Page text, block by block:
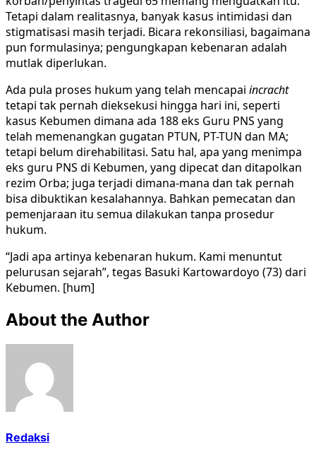
Tetapi dalam realitasnya, banyak kasus intimidasi dan
stigmatisasi masih terjadi. Bicara rekonsiliasi, bagaimana
pun formulasinya; pengungkapan kebenaran adalah
mutlak diperlukan.
Ada pula proses hukum yang telah mencapai incracht
tetapi tak pernah dieksekusi hingga hari ini, seperti
kasus Kebumen dimana ada 188 eks Guru PNS yang
telah memenangkan gugatan PTUN, PT-TUN dan MA;
tetapi belum direhabilitasi. Satu hal, apa yang menimpa
eks guru PNS di Kebumen, yang dipecat dan ditapolkan
rezim Orba; juga terjadi dimana-mana dan tak pernah
bisa dibuktikan kesalahannya. Bahkan pemecatan dan
pemenjaraan itu semua dilakukan tanpa prosedur
hukum.
“Jadi apa artinya kebenaran hukum. Kami menuntut
pelurusan sejarah”, tegas Basuki Kartowardoyo (73) dari
Kebumen. [hum]
About the Author
Redaksi